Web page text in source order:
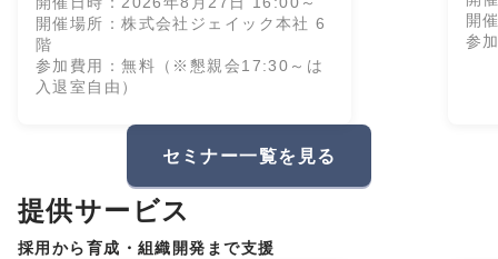
28卒インターン設計、成功・失敗
のすべて
開催場所：株式会社ジェイック本社 6
階
参加費用：無料（※懇親会17:30～は
入退室自由）
開
参
セミナー一覧を見る
提供サービス
採用から育成・組織開発まで支援